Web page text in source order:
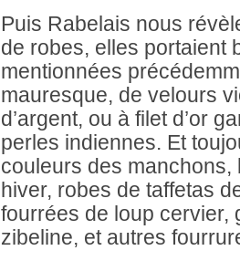
Puis Rabelais nous
de robes, elles portaient
mentionnées
mauresque, de velours
d’argent, ou à filet d’or
perles indiennes. Et
couleurs des manchons,
hiver, robes de taffetas
fourrées de loup cervier,
zibeline, et autres